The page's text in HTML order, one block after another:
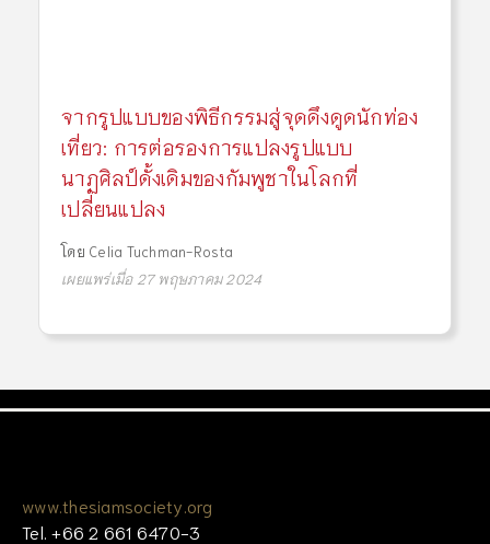
จากรูปแบบของพิธีกรรมสู่จุดดึงดูดนักท่อง
เที่ยว: การต่อรองการแปลงรูปแบบ
นาฏศิลป์ดั้งเดิมของกัมพูชาในโลกที่
เปลี่ยนแปลง
โดย Celia Tuchman-Rosta
เผยแพร่เมื่อ 27 พฤษภาคม 2024
www.thesiamsociety.org
Tel. +66 2 661 6470-3